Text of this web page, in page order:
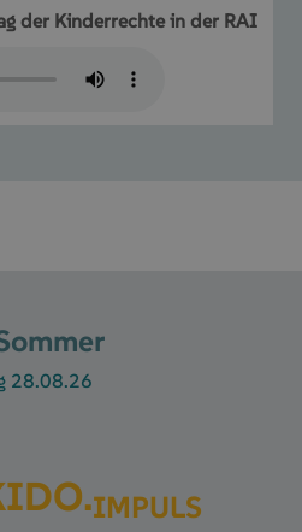
der Kinderrechte in der RAI
28.08.26
IMPULS